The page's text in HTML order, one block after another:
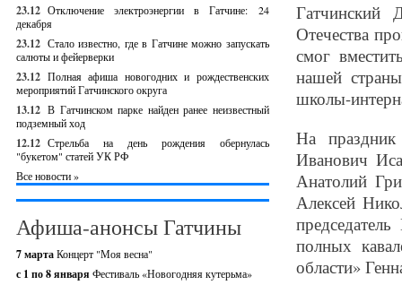
23.12 Отключение электроэнергии в Гатчине: 24
декабря
23.12 Стало известно, где в Гатчине можно запускать
салюты и фейерверки
23.12 Полная афиша новогодних и рождественских
мероприятий Гатчинского округа
13.12 В Гатчинском парке найден ранее неизвестный
подземный ход
12.12 Стрельба на день рождения обернулась
"букетом" статей УК РФ
Все новости »
Афиша-анонсы Гатчины
7 мартаКонцерт "Моя весна"
с 1 по 8 января Фестиваль «Новогодняя кутерьма»
Гатчинский
Отечества
смог
нашей
школы-
На
Иванович
Анатолий
Алексей
полных
области»